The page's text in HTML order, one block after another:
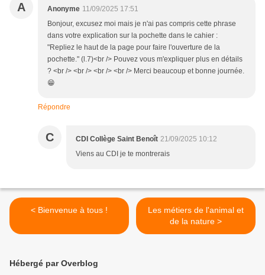
A Anonyme 11/09/2025 17:51
Bonjour, excusez moi mais je n'ai pas compris cette phrase
dans votre explication sur la pochette dans le cahier :
"Repliez le haut de la page pour faire l'ouverture de la
pochette." (l.7)<br /> Pouvez vous m'expliquer plus en détails
? <br /> <br /> <br /> <br /> Merci beaucoup et bonne journée.
😁
Répondre
C CDI Collège Saint Benoît 21/09/2025 10:12
Viens au CDI je te montrerais
< Bienvenue à tous !
Les métiers de l'animal et
de la nature >
Hébergé par Overblog